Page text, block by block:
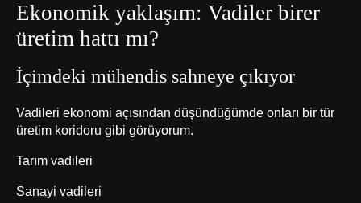
Ekonomik yaklaşım: Vadiler birer
üretim hattı mı?
İçimdeki mühendis sahneye çıkıyor
Vadileri ekonomi açısından düşündüğümde onları bir tür
üretim koridoru gibi görüyorum.
Tarım vadileri
Sanayi vadileri